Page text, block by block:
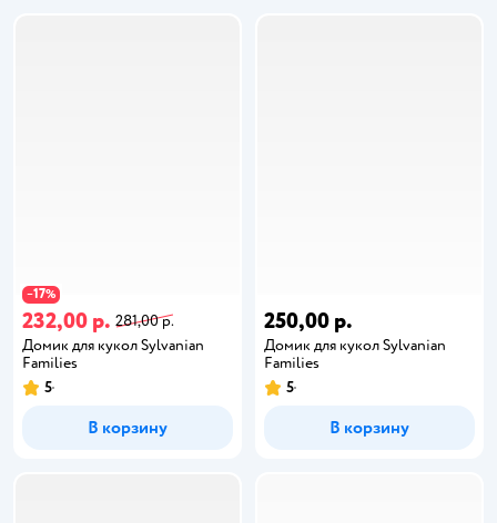
−17%
232,00 р. 281,00 р.
Домик для кукол Sylvanian
Families
5
В корзину
250,00 р.
Домик для кукол Sylvanian
Families
5
В корзину